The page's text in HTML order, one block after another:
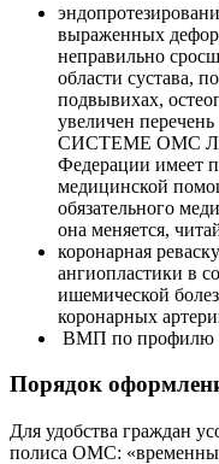
выраженных
неправильно
области сустава,
подвывихах,
увеличен
СИСТЕМЕ ОМС
Федерации имеет
медицинской
обязательного
она меняется,
коронарная
ангиопластики в
ишемической
коронарных
ВМП по профилю
Порядок
Для удобства граждан
полиса ОМС: